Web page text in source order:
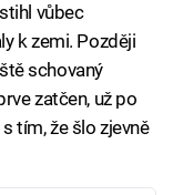
vůbec
k zemi. Později
schovaný
zatčen, už po
tím, že šlo zjevně